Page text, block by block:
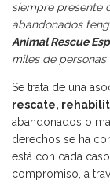
siempre presente
abandonados
Animal Rescue
miles de personas
Se trata de una
rescate,
abandonados o
derechos se ha
está con cada
compromiso, a